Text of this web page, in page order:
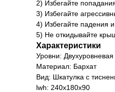
2) Избегайте
3) Избегайте
4) Избегайте падения
5) Не откидывайте
Характеристики
Уровни: Двухуровневая
Материал: Бархат
Вид: Шкатулка с
lwh: 240x180x90